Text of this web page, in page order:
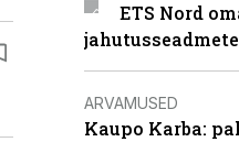
ETS Nord
ARVAMUSED
Kaupo Karba: